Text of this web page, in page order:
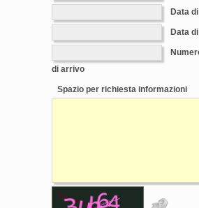
Data
Data
di arrivo
Spazio per richiesta informazioni